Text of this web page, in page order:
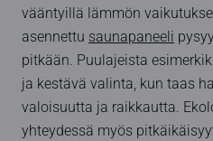
vääntyillä lämmön
asennettu saunapaneeli
pitkään. Puulajeista
ja kestävä valinta, kun taas
valoisuutta ja raikkautta.
yhteydessä myös